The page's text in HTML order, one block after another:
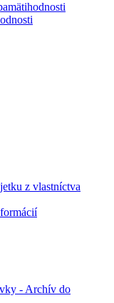
z vlastníctva
- Archív do